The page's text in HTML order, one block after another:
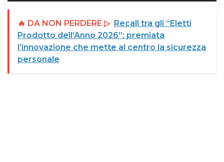
🔥 DA NON PERDERE ▷ Recall tra gli “Eletti
Prodotto dell’Anno 2026”: premiata
l’innovazione che mette al centro la sicurezza
personale